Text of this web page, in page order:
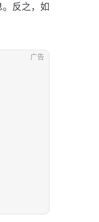
反之，如
广告